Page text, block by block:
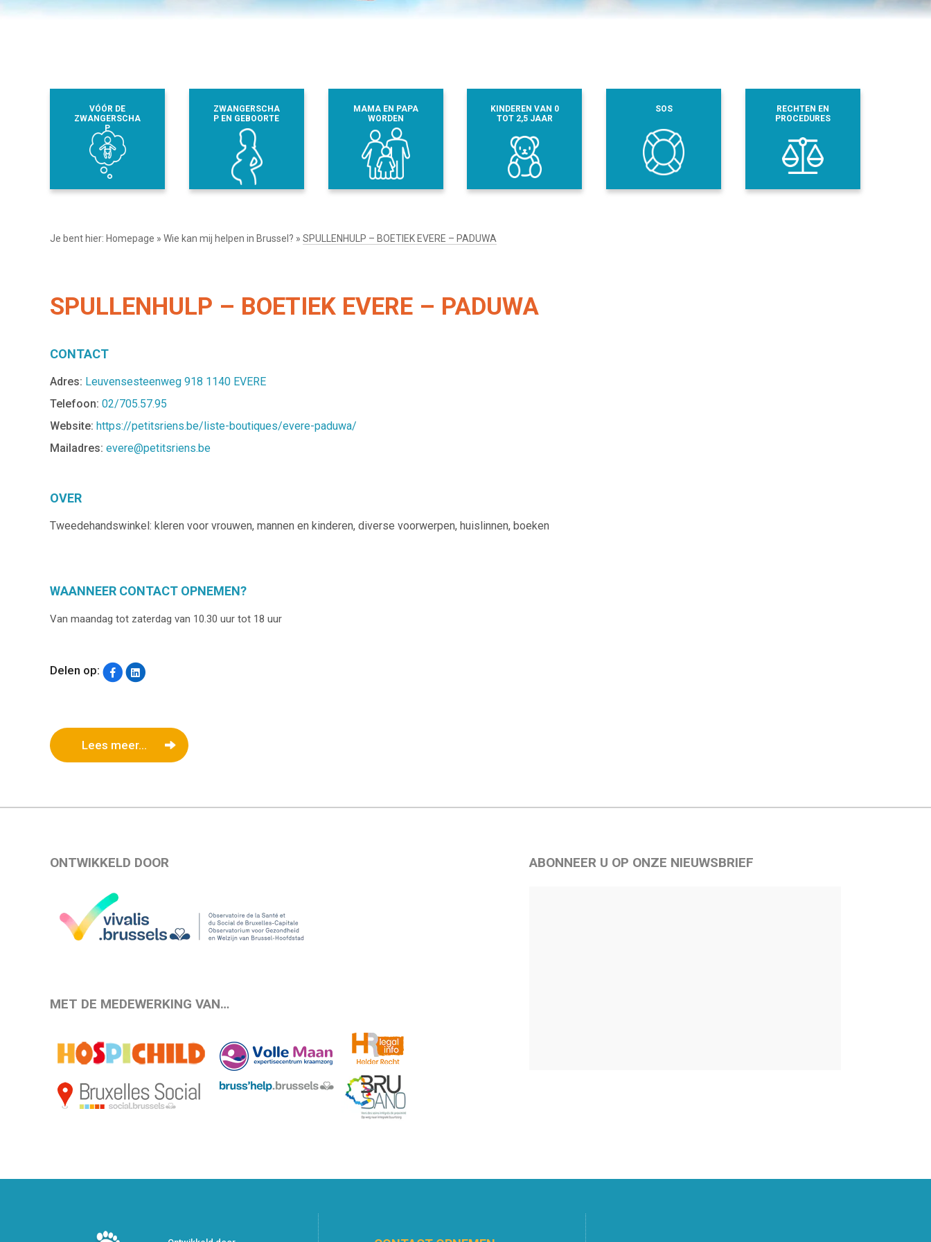
VÓÓR DE
ZWANGERSCHA
P
ZWANGERSCHA
P EN GEBOORTE
MAMA EN PAPA
WORDEN
KINDEREN VAN 0
TOT 2,5 JAAR
SOS
RECHTEN EN
PROCEDURES
Je bent hier: Homepage » Wie kan mij helpen in Brussel? » SPULLENHULP – BOETIEK EVERE – PADUWA
SPULLENHULP – BOETIEK EVERE – PADUWA
CONTACT
Adres: Leuvensesteenweg 918 1140 EVERE
Telefoon: 02/705.57.95
Website: https://petitsriens.be/liste-boutiques/evere-paduwa/
Mailadres: evere@petitsriens.be
OVER
Tweedehandswinkel: kleren voor vrouwen, mannen en kinderen, diverse voorwerpen, huislinnen, boeken
WAANNEER CONTACT OPNEMEN?
Van maandag tot zaterdag van 10.30 uur tot 18 uur
Delen op:
Lees meer...
ONTWIKKELD DOOR
MET DE MEDEWERKING VAN…
ABONNEER U OP ONZE NIEUWSBRIEF